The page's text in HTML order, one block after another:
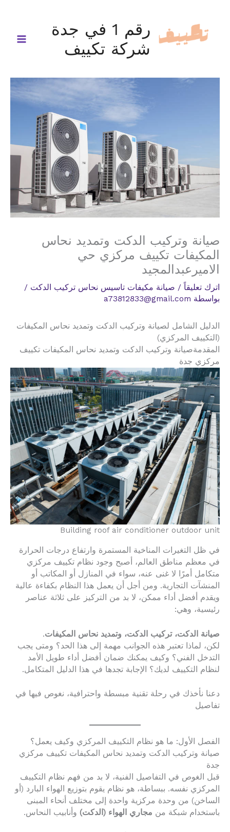
المحتوى
رقم 1 في جدة
شركة تكييف
صيانة وتركيب الدكت وتمديد نحاس
المكيفات تكييف مركزي حي
الاميرعبدالمجيد
اترك تعليقاً / صيانة مكيفات تاسيس نحاس تركيب الدكت /
بواسطة a73812833@gmail.com
الدليل الشامل لصيانة وتركيب الدكت وتمديد نحاس المكيفات
(التكييف المركزي)
المقدمةصيانة وتركيب الدكت وتمديد نحاس المكيفات تكييف
مركزي جدة
Building roof air conditioner outdoor unit
في ظل التغيرات المناخية المستمرة وارتفاع درجات الحرارة
في معظم مناطق العالم، أصبح وجود نظام تكييف مركزي
متكامل أمرًا لا غنى عنه، سواء في المنازل أو المكاتب أو
المنشآت التجارية. ومن أجل أن يعمل هذا النظام بكفاءة عالية
ويقدم أفضل أداء ممكن، لا بد من التركيز على ثلاثة عناصر
رئيسية، وهي:
صيانة الدكت، تركيب الدكت، وتمديد نحاس المكيفات.
لكن، لماذا تعتبر هذه الجوانب مهمة إلى هذا الحد؟ ومتى يجب
التدخل الفني؟ وكيف يمكنك ضمان أفضل أداء طويل الأمد
لنظام التكييف لديك؟ الإجابة تجدها في هذا الدليل المتكامل.
دعنا نأخذك في رحلة تقنية مبسطة واحترافية، نغوص فيها في
تفاصيل
الفصل الأول: ما هو نظام التكييف المركزي وكيف يعمل؟
صيانة وتركيب الدكت وتمديد نحاس المكيفات تكييف مركزي
جدة
قبل الغوص في التفاصيل الفنية، لا بد من فهم نظام التكييف
المركزي نفسه. ببساطة، هو نظام يقوم بتوزيع الهواء البارد (أو
الساخن) من وحدة مركزية واحدة إلى مختلف أنحاء المبنى
باستخدام شبكة من مجاري الهواء (الدكت) وأنابيب النحاس.